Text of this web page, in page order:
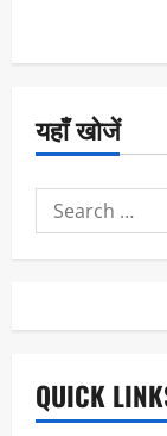
यहाँ खोजें
Search
for:
QUICK